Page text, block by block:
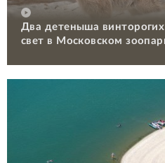
Два детеныша винторогих
свет в Московском